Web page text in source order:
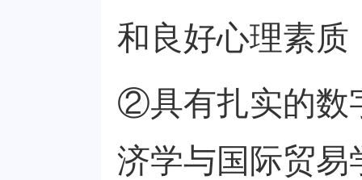
和良好心理素质
②具有扎实的数
济学与国际贸易